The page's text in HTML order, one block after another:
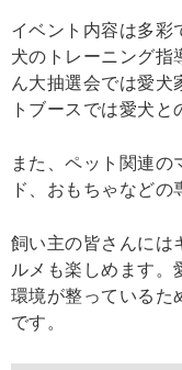
イベント内容は多彩
犬のトレーニング指
ん大抽選会では愛犬
トブースでは愛犬と
また、ペット関連の
ド、おもちゃなどの
飼い主の皆さんには
ルメも楽しめます。
環境が整っているた
です。